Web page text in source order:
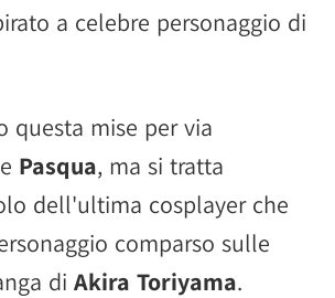
a celebre personaggio di
questa mise per via
Pasqua, ma si tratta
dell'ultima cosplayer che
comparso sulle
di Akira Toriyama.